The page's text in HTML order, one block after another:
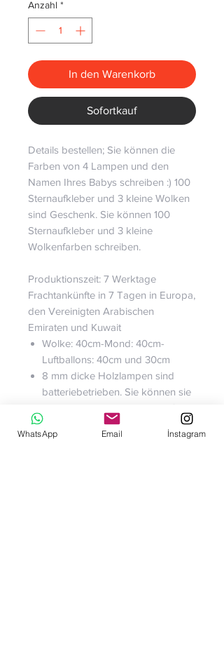
Anzahl *
In den Warenkorb
Sofortkauf
Details bestellen; Sie können die
Farben von 4 Lampen und den
Namen Ihres Babys schreiben :) 100
Sternaufkleber und 3 kleine Wolken
sind Geschenk. Sie können 100
Sternaufkleber und 3 kleine
Wolkenfarben schreiben.
Produktionszeit: 7 Werktage
Frachtankünfte in 7 Tagen in Europa,
den Vereinigten Arabischen
Emiraten und Kuwait
Wolke: 40cm-Mond: 40cm-
Luftballons: 40cm und 30cm
8 mm dicke Holzlampen sind
batteriebetrieben. Sie können sie
ein- und ausschalten, indem Sie
am Seil darunter ziehen.
Es besteht aus erstklassigem
WhatsApp Email İnstagram